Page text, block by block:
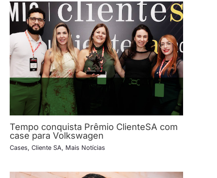
Tempo conquista Prêmio ClienteSA com
case para Volkswagen
Cases, Cliente SA, Mais Notícias